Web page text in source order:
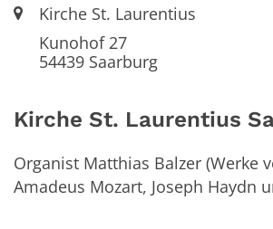
Ort:Kirche St. Laurentius
Kunohof 27
54439Saarburg
Kirche St. Laurentius
Organist Matthias Balzer (Werke
Amadeus Mozart, Joseph Haydn